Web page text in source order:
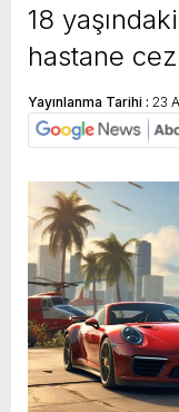
18
hastane
Yayınlanma Tarihi : 23